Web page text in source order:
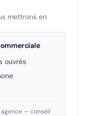
mettrons en
ouvrés
— conseil